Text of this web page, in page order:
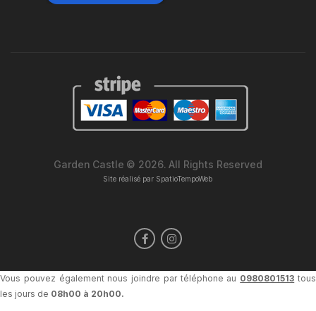
Garden Castle © 2026. All Rights Reserved
Site réalisé par SpatioTempoWeb
Vous pouvez également nous joindre par téléphone au 0980801513 tous
les jours de 08h00 à 20h00.